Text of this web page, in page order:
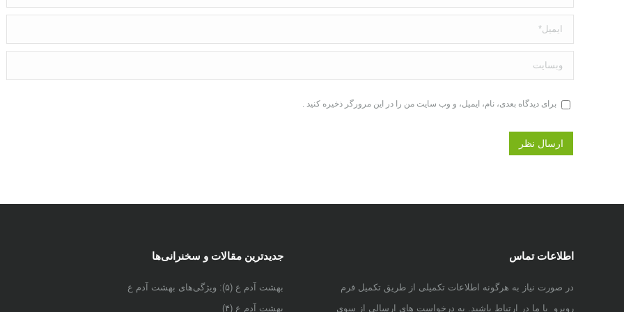
ایمیل *
وبسایت
برای دیدگاه بعدی، نام، ایمیل، و وب سایت من را در این مرورگر ذخیره کنید .
ارسال نظر
اطلاعات تماس
در صورت نیاز به هرگونه اطلاعات تکمیلی از طریق تکمیل فرم
روبرو با ما در ارتباط باشید. به درخواست های ارسالی از سوی
جدیدترین مقالات و سخنرانی‌ها
بهشت آدم ع (۵): ویژگی‌های بهشت آدم ع
بهشت آدم ع (۴)